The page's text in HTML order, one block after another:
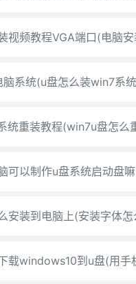
视频教程VGA端口(电脑
脑系统(u盘怎么装win7系
统重装教程(win7u盘怎么
可以制作u盘系统启动盘
安装到电脑上(安装字体怎
载windows10到u盘(用